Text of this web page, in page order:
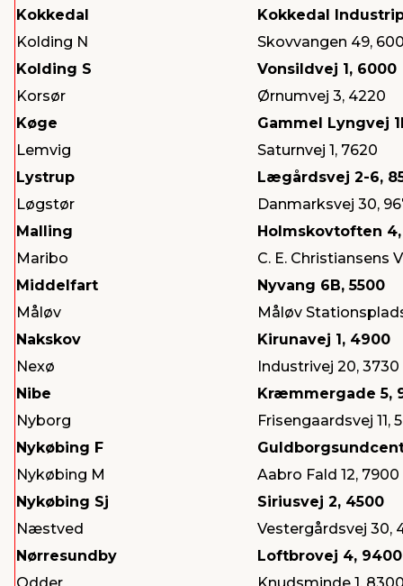
Kokkedal
Kokkedal
Kolding N
Skovvangen 49,
Kolding S
Vonsildvej 1, 6000
Korsør
Ørnumvej 3, 4220
Køge
Gammel Lyngvej
Lemvig
Saturnvej 1, 7620
Lystrup
Lægårdsvej 2-6,
Løgstør
Danmarksvej 30,
Malling
Holmskovtoften
Maribo
C. E. Christiansens
Middelfart
Nyvang 6B, 5500
Måløv
Måløv
Nakskov
Kirunavej 1, 4900
Nexø
Industrivej 20, 3730
Nibe
Kræmmergade 5,
Nyborg
Frisengaardsvej 11,
Nykøbing F
Nykøbing M
Aabro Fald 12, 7900
Nykøbing Sj
Siriusvej 2, 4500
Næstved
Vestergårdsvej 30,
Nørresundby
Loftbrovej 4, 9400